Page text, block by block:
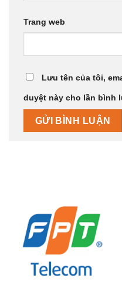
Trang web
Lưu tên của tôi,
duyệt này cho lần bình